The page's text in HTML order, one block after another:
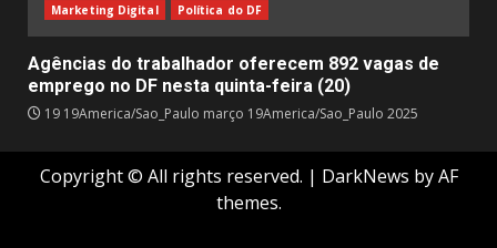
Marketing Digital Política do DF
Agências do trabalhador oferecem 892 vagas de
emprego no DF nesta quinta-feira (20)
19 19America/Sao_Paulo março 19America/Sao_Paulo 2025
Copyright © All rights reserved. | DarkNews by AF
themes.